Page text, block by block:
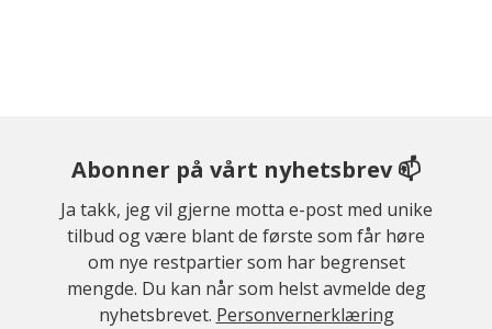
Abonner på vårt nyhetsbrev 📫
Ja takk, jeg vil gjerne motta e-post med unike
tilbud og være blant de første som får høre
om nye restpartier som har begrenset
mengde. Du kan når som helst avmelde deg
nyhetsbrevet. Personvernerklæring